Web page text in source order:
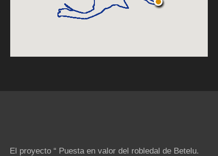
El proyecto “ Puesta en valor del robledal de Betelu.